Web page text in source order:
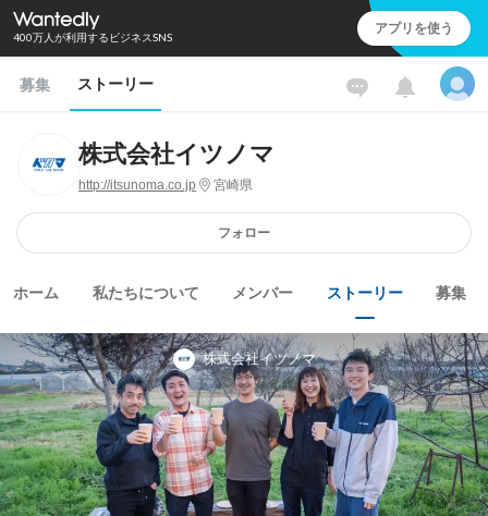
400万人が利用するビジネスSNS アプリを使う
募集 ストーリー
株式会社イツノマ
http://itsunoma.co.jp 宮崎県
フォロー
ホーム 私たちについて メンバー ストーリー 募集
株式会社イツノマ